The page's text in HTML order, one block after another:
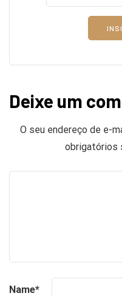
Deixe um
O seu endereço de e-
obrigatórios
Name*